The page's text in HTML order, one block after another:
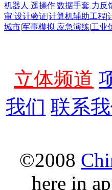
机器人 遥操作|数据手套 力反
审 设计验证|计算机辅助工程|
城市|军事模拟 应急演练|工业
立体频道
我们 联系
©2008
here in